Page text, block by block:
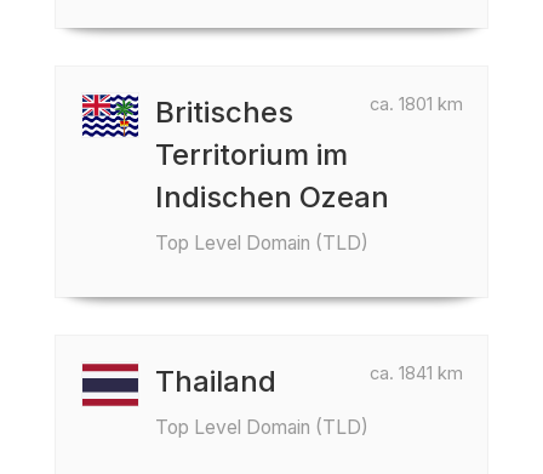
ca. 1801 km
Britisches
Territorium im
Indischen Ozean
Top Level Domain (TLD)
ca. 1841 km
Thailand
Top Level Domain (TLD)